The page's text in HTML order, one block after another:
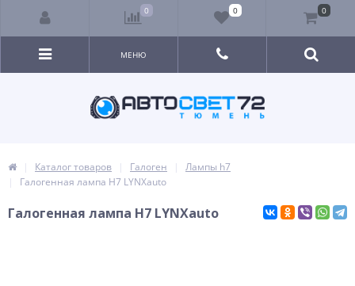
МЕНЮ
Каталог товаров Галоген
Лампы h7
Галогенная лампа H7 LYNXauto
Галогенная лампа H7 LYNXauto
0 0 0